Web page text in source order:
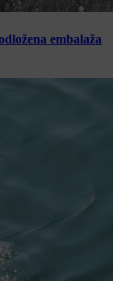
embalaža